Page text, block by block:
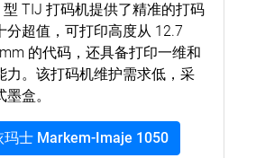
TIJ 打码机提供了精准的打码
分超值，可打印高度从 12.7
的代码，还具备打印一维和
力。该打码机维护需求低，采
盒。
玛士 Markem-Imaje 1050